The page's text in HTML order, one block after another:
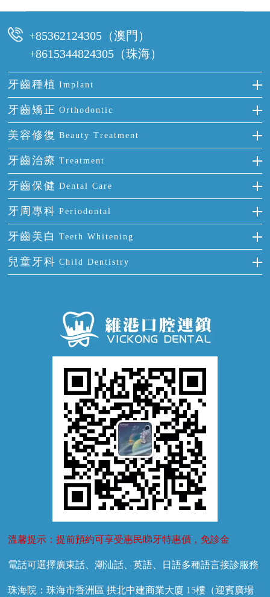
可以，請盡早通過wechat或whatsapp聯絡我們，告知我們你原本預約的
+85362124305（澳門）
+8615344824305（珠海）
牙齒種植 Implant
種牙
單顆牙缺失
門牙缺失
多顆牙缺失
半口缺失
全口缺失
牙齒矯正 Orthodontic
隱形箍牙
前牙反頜
牙齒擁擠
牙齒前突
牙齒稀疏
美容修復 Beauty Treatment
全瓷牙
烤瓷牙
氟斑牙
四環素牙
活動假牙
牙貼面
牙齒治療 Treatment
補牙
智齒
根管治療
拔牙
牙痛
牙齒保健 Dental Care
正確刷牙
全國愛牙日
預防牙病
牙科通識
牙周專科 Periodontal
牙周炎
牙齦出血
牙齦炎
牙齦萎縮
牙齒美白 Teeth Whitening
冷光美白
兒童牙科 Child Dentistry
溫馨提示：提前預約可享受惠民睇牙特惠價，免診金
電話可選擇廣東話、潮汕話、英語、日語多種語言接診服務
珠海院：珠海市香洲區 拱北中建商業大廈 15樓（迎賓廣場